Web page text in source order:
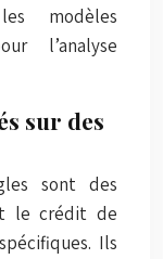
modèles
l’analyse
sur des
sont des
le crédit de
Ils